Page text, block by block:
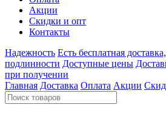
Акции
Скидки и опт
Контакты
Надежность Есть бесплатная
подлинности Доступные цены
при получении
Главная Доставка Оплата Акции